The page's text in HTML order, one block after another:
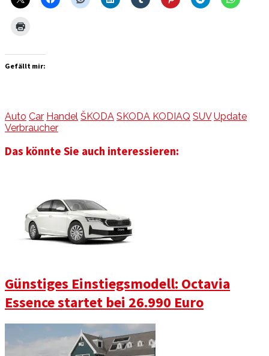
Gefällt mir:
Auto Car Handel ŠKODA SKODA KODIAQ SUV Update
Verbraucher
Das könnte Sie auch interessieren:
Günstiges Einstiegsmodell: Octavia
Essence startet bei 26.990 Euro